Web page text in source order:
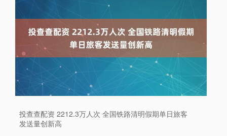
投查查配资 2212.3万人次 全国铁路清明假期单日旅客
发送量创新高